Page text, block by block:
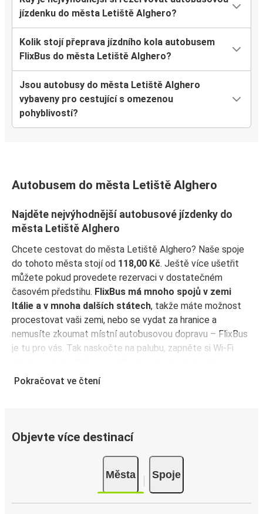
jízdenku do města Letiště Alghero?
Kolik stojí přeprava jízdního kola autobusem
FlixBus do města Letiště Alghero?
Jsou autobusy do města Letiště Alghero
vybaveny pro cestující s omezenou
pohyblivostí?
Autobusem do města Letiště Alghero
Najděte nejvýhodnější autobusové jízdenky do
města Letiště Alghero
Chcete cestovat do města Letiště Alghero? Naše spoje
do tohoto města stojí od 118,00 Kč. Ještě více ušetřit
můžete pokud provedete rezervaci v dostatečném
časovém předstihu. FlixBus má mnoho spojů v zemi
Itálie a v mnoha dalších státech, takže máte možnost
procestovat vaši zemi, nebo se vydat za hranice a
nemusíte zkoumat místní autobusovou dopravu – FlixBus
je tu pro vás. Tak naskočte na palubu, zapněte si Wi-Fi
sedadle! Koupit si jízdenku je tak snadné, ať si vyberete
vaše jízdenka – jednoduše ji ukažte řidiči při nástupu do
autobusu. Pro nejvýhodnější ceny si rezervujte jízdenku
předem přímo v aplikaci FlixBus – čím dříve koupíte, tím
levnější bude vaše cesta!
Proč cestovat do města Letiště Alghero s
Pokračovat ve čtení
Objevte více destinací
Města Spoje